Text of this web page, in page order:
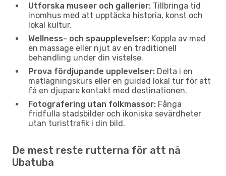
Utforska museer och gallerier: Tillbringa tid
inomhus med att upptäcka historia, konst och
lokal kultur.
Wellness- och spaupplevelser: Koppla av med
en massage eller njut av en traditionell
behandling under din vistelse.
Prova fördjupande upplevelser: Delta i en
matlagningskurs eller en guidad lokal tur för att
få en djupare kontakt med destinationen.
Fotografering utan folkmassor: Fånga
fridfulla stadsbilder och ikoniska sevärdheter
utan turisttrafik i din bild.
De mest reste rutterna för att nå
Ubatuba